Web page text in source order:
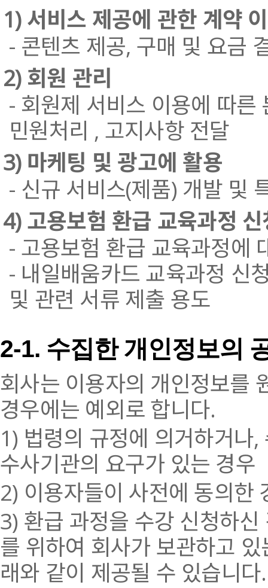
1) 서비스 제공에 관한 계약
- 콘텐츠 제공, 구매 및 요금
2) 회원 관리
- 회원제 서비스 이용에 따른
민원처리 , 고지사항 전달
3) 마케팅 및 광고에 활용
- 신규 서비스(제품) 개발 및
4) 고용보험 환급 교육과정
- 고용보험 환급 교육과정에
- 내일배움카드 교육과정 신
및 관련 서류 제출 용도
2-1. 수집한 개인정보의
회사는 이용자의 개인정보를
경우에는 예외로 합니다.
1) 법령의 규정에 의거하거나
수사기관의 요구가 있는 경우
2) 이용자들이 사전에 동의한
3) 환급 과정을 수강 신청하
를 위하여 회사가 보관하고
래와 같이 제공될 수 있습니다.